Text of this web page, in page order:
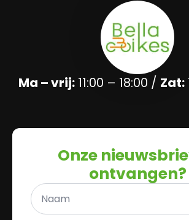
Ma – vrij:11:00 – 18:00 / Zat:
Onze
ontvangen?
Naam